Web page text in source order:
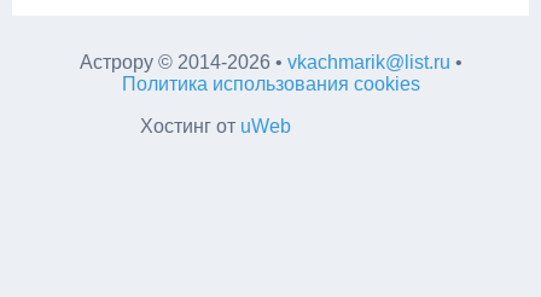
Астрору ©2014-2026 • vkachmarik@list.ru •
Политика использования cookies
Хостинг от uWeb